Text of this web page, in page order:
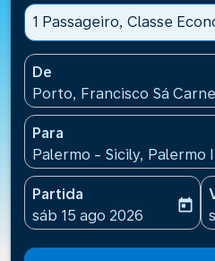
1 Passageiro, Classe
De
Porto, Francisco Sá
Para
Palermo - Sicily,
Partida
fc-booking-departure-
sáb 15 ago 2026
today